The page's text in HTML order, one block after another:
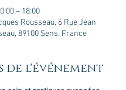
– 18:00
Rousseau, 6 Rue Jean
89100 Sens, France
de l'événement